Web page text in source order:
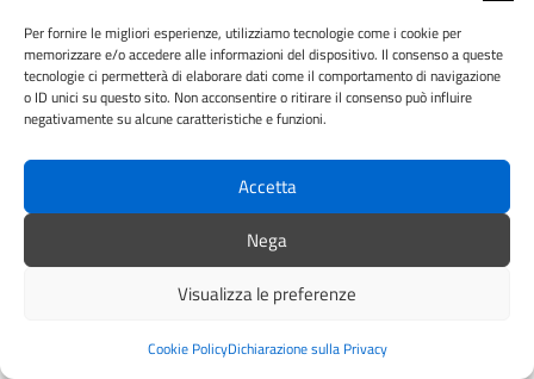
Per fornire le migliori esperienze, utilizziamo tecnologie come i cookie per
memorizzare e/o accedere alle informazioni del dispositivo. Il consenso a queste
tecnologie ci permetterà di elaborare dati come il comportamento di navigazione
o ID unici su questo sito. Non acconsentire o ritirare il consenso può influire
negativamente su alcune caratteristiche e funzioni.
Accetta
Nega
Visualizza le preferenze
Cookie PolicyDichiarazione sulla Privacy
L’ASSUNZIONE A TEMPO INDETERMINATO E PIENO
DI N. 1 COLLABORATORE PROFESSIONALE (AREA
OPERATORI ESPERTI CCNL FUNZIONI LOCALI)
PRESSO IL COMUNE DI SETTEVILLE (BL). (Dicembre
16, 2025)
CHIUSURE STRAORDINARIE (Dicembre 19, 2025)
Lavori di pubblica utilità e di cittadinanza attiva.
Nuove norme e sanzioni sull’abbandono dei rifiuti
(Dicembre 29, 2025)
scolastico 2024/2025 (Dicembre 29, 2025)